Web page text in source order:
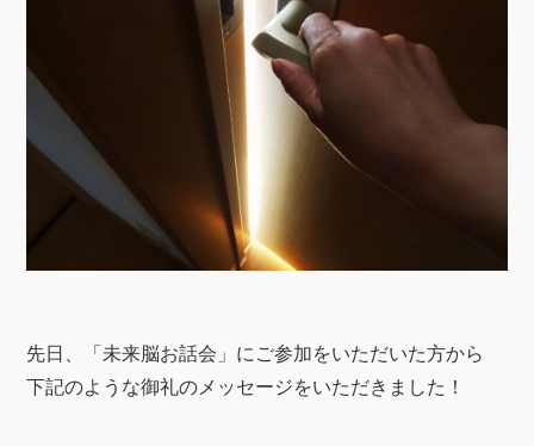
先日、「未来脳お話会」にご参加をいただいた方から
下記のような御礼のメッセージをいただきました！